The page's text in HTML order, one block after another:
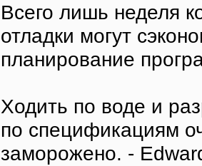
Всего лишь неделя
отладки могут
планирование
Ходить по воде и
по спецификациям
заморожено. -